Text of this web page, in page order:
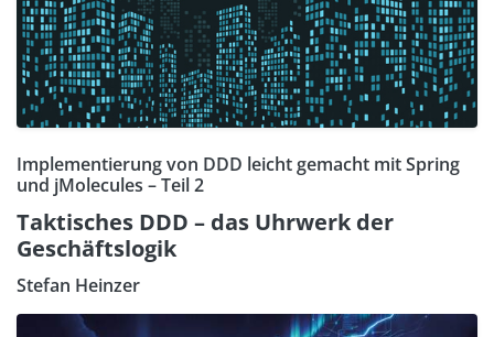
Implementierung von DDD leicht gemacht mit Spring
und jMolecules – Teil 2
Taktisches DDD – das Uhrwerk der
Geschäftslogik
Stefan Heinzer